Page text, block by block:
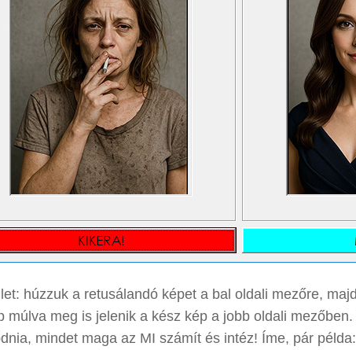
húzzuk a retusálandó képet a bal oldali mezőre,
múlva meg is jelenik a kész kép a jobb oldali
mindet maga az MI számít és intéz! Íme, pár példa: